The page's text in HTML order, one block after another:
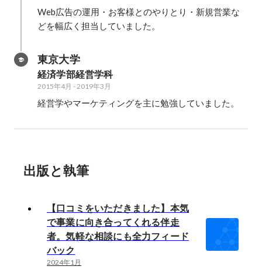
Web広告の運用・お客様とのやりとり・新規営業な
どを幅広く担当していました。
東京大学
経済学部経営学科
2015年4月 - 2019年3月
経営学やマーケティングを主に勉強していました。
出版と執筆
【口コミをいただきました】本気
で事業に向き合ってくれる伴走
者。気軽な相談にも全力フィード
バック
2024年1月